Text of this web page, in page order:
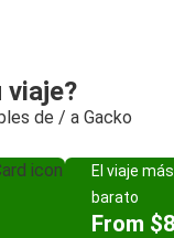
viaje?
de / a Gacko
El viaje más
barato
From